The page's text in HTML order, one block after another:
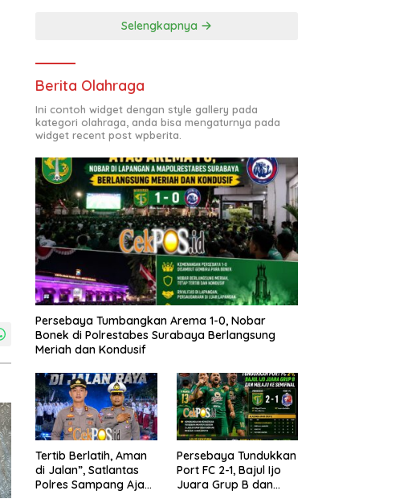
Selengkapnya
Berita Olahraga
Ini contoh widget dengan style gallery pada
kategori olahraga, anda bisa mengaturnya pada
widget recent post wpberita.
Persebaya Tumbangkan Arema 1-0, Nobar
Bonek di Polrestabes Surabaya Berlangsung
Meriah dan Kondusif
Tertib Berlatih, Aman
di Jalan”, Satlantas
Polres Sampang Ajak
Persebaya Tundukkan
Port FC 2-1, Bajul Ijo
Juara Grup B dan